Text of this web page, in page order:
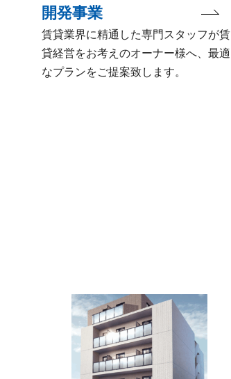
開発事業
賃貸業界に精通した専門スタッフが賃
貸経営をお考えのオーナー様へ、最適
なプランをご提案致します。